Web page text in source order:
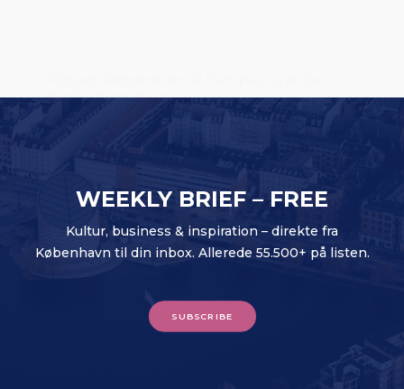
WEEKLY BRIEF – FREE
Kultur, business & inspiration – direkte fra
København til din inbox. Allerede 55.500+ på listen.
SUBSCRIBE